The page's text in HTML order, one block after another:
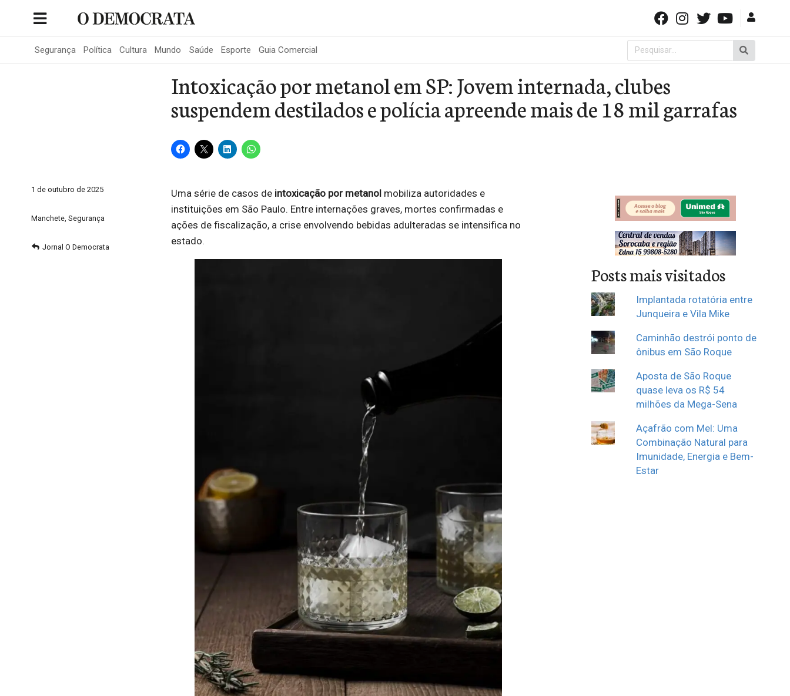
Segurança Política Cultura Mundo Saúde Esporte Guia Comercial
Pesquisar
por:
Intoxicação por metanol em SP: Jovem internada, clubes
suspendem destilados e polícia apreende mais de 18 mil garrafas
1 de outubro de 2025
Manchete, Segurança
Jornal O Democrata
Uma série de casos de intoxicação por metanol mobiliza autoridades e
instituições em São Paulo. Entre internações graves, mortes confirmadas e
ações de fiscalização, a crise envolvendo bebidas adulteradas se intensifica no
estado.
Posts mais visitados
Implantada rotatória entre
Junqueira e Vila Mike
Caminhão destrói ponto de
ônibus em São Roque
Aposta de São Roque
quase leva os R$ 54
milhões da Mega-Sena
Açafrão com Mel: Uma
Combinação Natural para
Imunidade, Energia e Bem-
Estar